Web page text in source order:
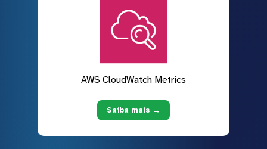
AWS CloudWatch Metrics
Saiba mais →